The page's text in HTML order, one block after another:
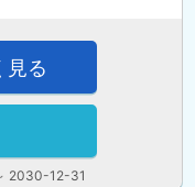
2030-12-31
見る